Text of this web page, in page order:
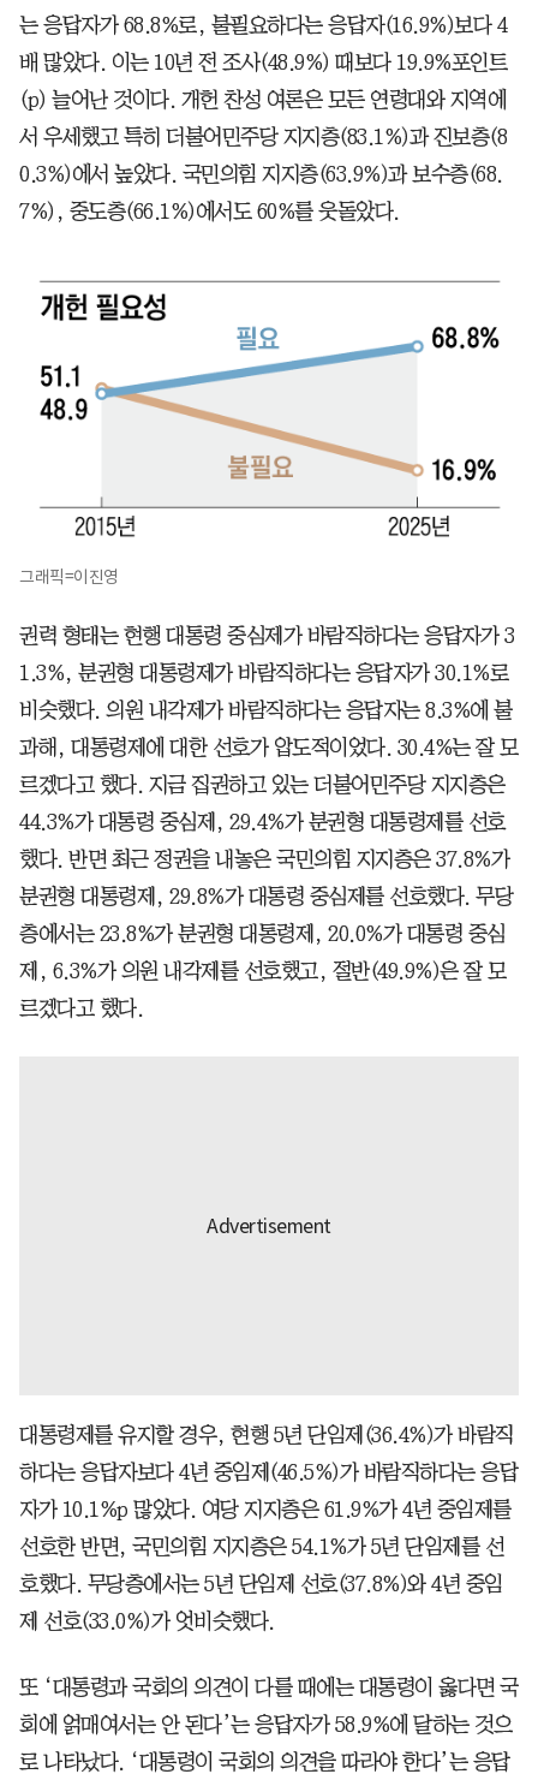
는 응답자가 68.8%로, 불필요하다는 응답자(16.9%)보다 4
배 많았다. 이는 10년 전 조사(48.9%) 때보다 19.9%포인트
(p) 늘어난 것이다. 개헌 찬성 여론은 모든 연령대와 지역에
서 우세했고 특히 더불어민주당 지지층(83.1%)과 진보층(8
0.3%)에서 높았다. 국민의힘 지지층(63.9%)과 보수층(68.
7%), 중도층(66.1%)에서도 60%를 웃돌았다.
그래픽=이진영
권력 형태는 현행 대통령 중심제가 바람직하다는 응답자가 3
1.3%, 분권형 대통령제가 바람직하다는 응답자가 30.1%로
비슷했다. 의원 내각제가 바람직하다는 응답자는 8.3%에 불
과해, 대통령제에 대한 선호가 압도적이었다. 30.4%는 잘 모
르겠다고 했다. 지금 집권하고 있는 더불어민주당 지지층은
44.3%가 대통령 중심제, 29.4%가 분권형 대통령제를 선호
했다. 반면 최근 정권을 내놓은 국민의힘 지지층은 37.8%가
분권형 대통령제, 29.8%가 대통령 중심제를 선호했다. 무당
층에서는 23.8%가 분권형 대통령제, 20.0%가 대통령 중심
제, 6.3%가 의원 내각제를 선호했고, 절반(49.9%)은 잘 모
르겠다고 했다.
대통령제를 유지할 경우, 현행 5년 단임제(36.4%)가 바람직
하다는 응답자보다 4년 중임제(46.5%)가 바람직하다는 응답
자가 10.1%p 많았다. 여당 지지층은 61.9%가 4년 중임제를
선호한 반면, 국민의힘 지지층은 54.1%가 5년 단임제를 선
호했다. 무당층에서는 5년 단임제 선호(37.8%)와 4년 중임
제 선호(33.0%)가 엇비슷했다.
또 ‘대통령과 국회의 의견이 다를 때에는 대통령이 옳다면 국
회에 얽매여서는 안 된다’는 응답자가 58.9%에 달하는 것으
로 나타났다. ‘대통령이 국회의 의견을 따라야 한다’는 응답